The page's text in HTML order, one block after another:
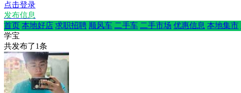
点击登录
发布信息
首页 本地好店 求职招聘 顺风车 二手车 二手市场 优惠信息 本地集市
学宝
共发布了1条